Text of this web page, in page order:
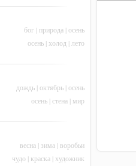
бог | природа |осень
осень | холод | лето
дождь |октябрь |осень
осень |стена | мир
весна | зима | воробьи
чудо | краска | художник